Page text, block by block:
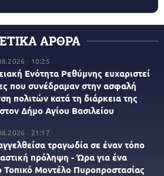
ΑΡΘΡΑ
10:25
Ενότητα Ρεθύμνης ευχαριστεί
που συνέδραμαν στην ασφαλή
πολιτών κατά τη διάρκεια της
Δήμο Αγίου Βασιλείου
21:17
τραγωδία σε έναν τόπο
πρόληψη - Ώρα για ένα
Τοπικό Μοντέλο Πυροπροστασίας